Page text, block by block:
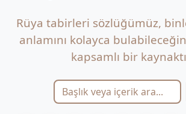
Rüya tabirleri sözlüğümüz,
anlamını kolayca
kapsamlı bir